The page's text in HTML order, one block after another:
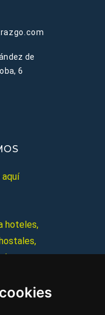
de
6
aquí
hoteles,
de